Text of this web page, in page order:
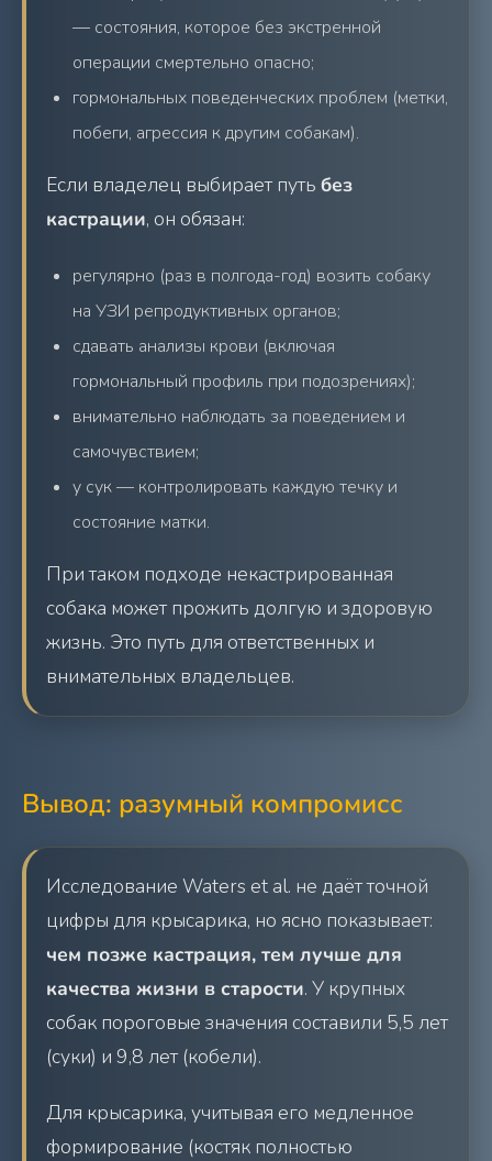
— состояния, которое без экстренной
операции смертельно опасно;
гормональных поведенческих проблем (метки,
побеги, агрессия к другим собакам).
Если владелец выбирает путь без
кастрации, он обязан:
регулярно (раз в полгода-год) возить собаку
на УЗИ репродуктивных органов;
сдавать анализы крови (включая
гормональный профиль при подозрениях);
внимательно наблюдать за поведением и
самочувствием;
у сук — контролировать каждую течку и
состояние матки.
При таком подходе некастрированная
собака может прожить долгую и здоровую
жизнь. Это путь для ответственных и
внимательных владельцев.
Вывод: разумный компромисс
Исследование Waters et al. не даёт точной
цифры для крысарика, но ясно показывает:
чем позже кастрация, тем лучше для
качества жизни в старости. У крупных
собак пороговые значения составили 5,5 лет
(суки) и 9,8 лет (кобели).
Для крысарика, учитывая его медленное
формирование (костяк полностью